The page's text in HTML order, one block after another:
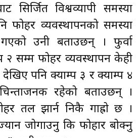
सिर्जित विश्वव्यापी समस्या
फोहर व्यवस्थापनको समस्या
उनी बताउछन् । फुर्वा
२ सम्म फोहर व्यवस्थापन केही
पनि क्याम्प ३ र क्याम्प ४
रहेको बताउछन् ।
तल झार्न निकै गाह्रो छ ।
जोगाउनु कि फोहार बोक्नु